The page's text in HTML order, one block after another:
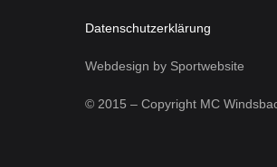
Datenschutzerklärung
Webdesign by Sportwebsite
© 2015 – Copyright MC